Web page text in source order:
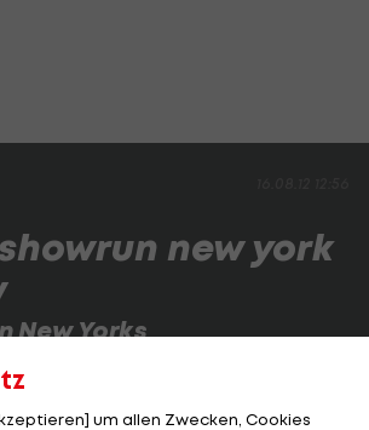
new york
New Yorks
testete schon einmal die Strecke,
um allen Zwecken, Cookies